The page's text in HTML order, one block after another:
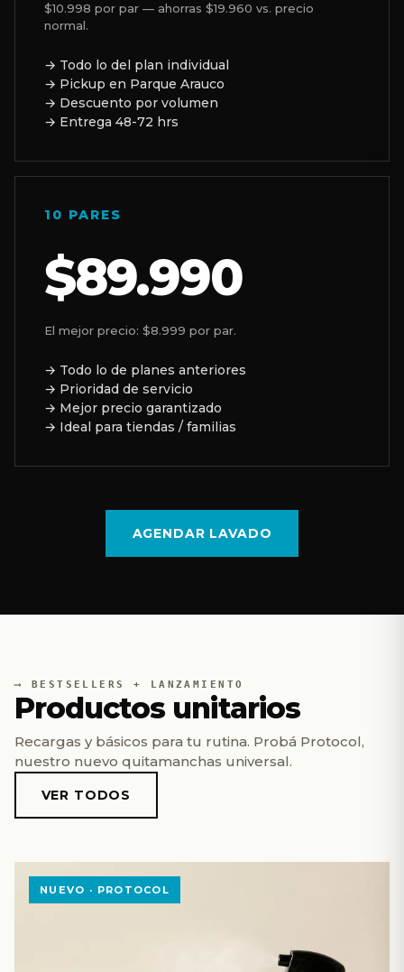
$10.998 por par — ahorras $19.960 vs. precio
normal.
→ Todo lo del plan individual
→ Pickup en Parque Arauco
→ Descuento por volumen
→ Entrega 48-72 hrs
10 PARES
$89.990
El mejor precio: $8.999 por par.
→ Todo lo de planes anteriores
→ Prioridad de servicio
→ Mejor precio garantizado
→ Ideal para tiendas / familias
AGENDAR LAVADO
BESTSELLERS + LANZAMIENTO
Productos unitarios
Recargas y básicos para tu rutina. Probá Protocol,
nuestro nuevo quitamanchas universal.
VER TODOS
NUEVO · PROTOCOL